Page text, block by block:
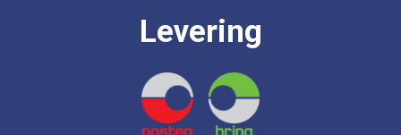
Levering